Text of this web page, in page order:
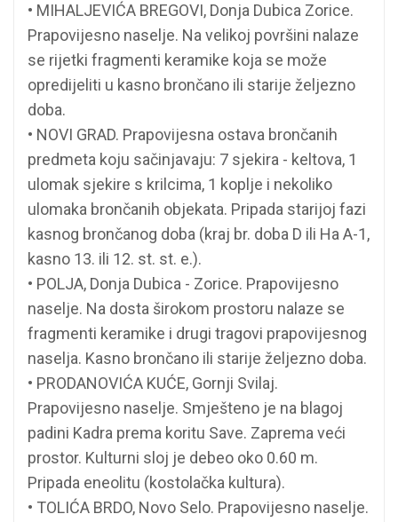
• MIHALJEVIĆA BREGOVI, Donja Dubica Zorice.
Prapovijesno naselje. Na velikoj površini nalaze
se rijetki fragmenti keramike koja se može
opredijeliti u kasno brončano ili starije željezno
doba.
• NOVI GRAD. Prapovijesna ostava brončanih
predmeta koju sačinjavaju: 7 sjekira - keltova, 1
ulomak sjekire s krilcima, 1 koplje i nekoliko
ulomaka brončanih objekata. Pripada starijoj fazi
kasnog brončanog doba (kraj br. doba D ili Ha A-1,
kasno 13. ili 12. st. st. e.).
• POLJA, Donja Dubica - Zorice. Prapovijesno
naselje. Na dosta širokom prostoru nalaze se
fragmenti keramike i drugi tragovi prapovijesnog
naselja. Kasno brončano ili starije željezno doba.
• PRODANOVIĆA KUĆE, Gornji Svilaj.
Prapovijesno naselje. Smješteno je na blagoj
padini Kadra prema koritu Save. Zaprema veći
prostor. Kulturni sloj je debeo oko 0.60 m.
Pripada eneolitu (kostolačka kultura).
• TOLIĆA BRDO, Novo Selo. Prapovijesno naselje.